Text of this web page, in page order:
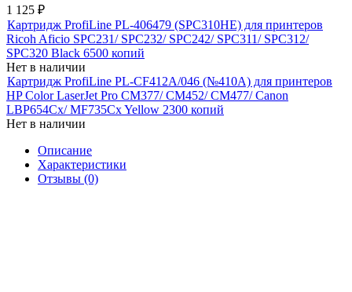
1 125 ₽
Картридж ProfiLine PL-406479 (SPC310HE) для принтеров
Ricoh Aficio SPC231/ SPC232/ SPC242/ SPC311/ SPC312/
SPC320 Black 6500 копий
Нет в наличии
Картридж ProfiLine PL-CF412A/046 (№410A) для принтеров
HP Color LaserJet Pro CM377/ CM452/ CM477/ Canon
LBP654Cx/ MF735Cx Yellow 2300 копий
Нет в наличии
Описание
Характеристики
Отзывы (0)